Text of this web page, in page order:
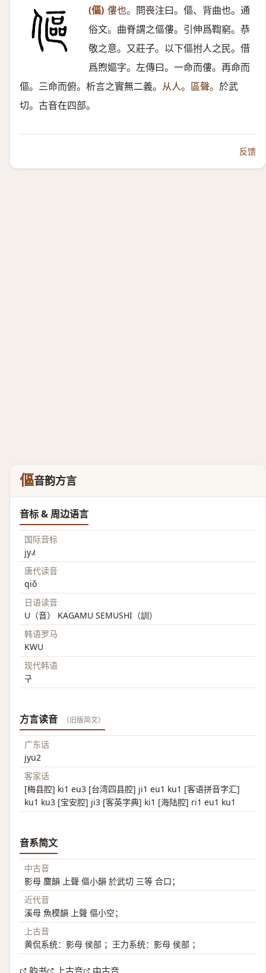
(傴) 僂也。 問䘮注曰。傴、背曲也。通
俗文。曲脊謂之傴僂。引伸爲鞫窮。恭
敬之意。又莊子。以下傴拊人之民。借
爲煦嫗字。左傳曰。一命而僂。再命而
傴。三命而俯。析言之實無二義。 从人。區聲。 於武
切。古音在四部。
反馈
傴音韵方言
音标 & 周边语言
国际音标
jy˨˩˦
唐代读音
qiǒ
日语读音
U（音） KAGAMU SEMUSHI（訓）
韩语罗马
KWU
现代韩语
구
方言读音 （旧版简文）
广东话
jyu2
客家话
[梅县腔] ki1 eu3 [台湾四县腔] ji1 eu1 ku1 [客语拼音字汇]
ku1 ku3 [宝安腔] ji3 [客英字典] ki1 [海陆腔] ri1 eu1 ku1
音系简文
中古音
影母 麌韻 上聲 傴小韻 於武切 三等 合口；
近代音
溪母 魚模韻 上聲 傴小空；
上古音
黄侃系统：影母 侯部 ；王力系统：影母 侯部 ；
韵书 上古音 中古音